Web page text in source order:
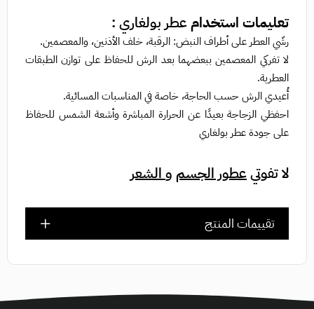
تعليمات استخدامعطر بولغاري :
رشّي العطر على أطراف النبض: الرقبة، خلف الأذنين، والمعصمين.
لا تفركي المعصمين ببعضهما بعد الرش للحفاظ على توازن الطبقات
العطرية.
أُعيدي الرش حسب الحاجة، خاصة في المناسبات المسائية.
احفظي الزجاجة بعيدًا عن الحرارة المباشرة وأشعة الشمس للحفاظ
على جودة عطر بولغاري
لا تفوتيعطور الجسم والشعر
تقييمات المنتج